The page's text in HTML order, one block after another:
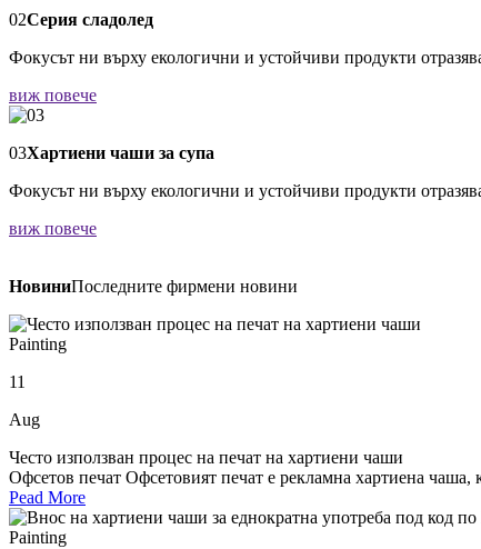
02Серия сладолед
Фокусът ни върху екологични и устойчиви продукти
виж повече
03Хартиени чаши за супа
Фокусът ни върху екологични и устойчиви продукти
виж повече
НовиниПоследните фирмени новини
Painting
11
Aug
Често използван процес на печат на хартиени чаши
Офсетов печат Офсетовият печат е рекламна хартиена чаша,
Pead More
Painting